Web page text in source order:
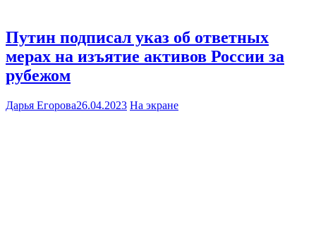
Путин подписал указ об ответных
мерах на изъятие активов России за
рубежом
Дарья Егорова26.04.2023 На экране